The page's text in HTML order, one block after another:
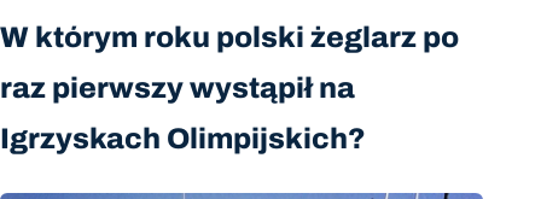
W którym roku polski żeglarz po
raz pierwszy wystąpił na
Igrzyskach Olimpijskich?